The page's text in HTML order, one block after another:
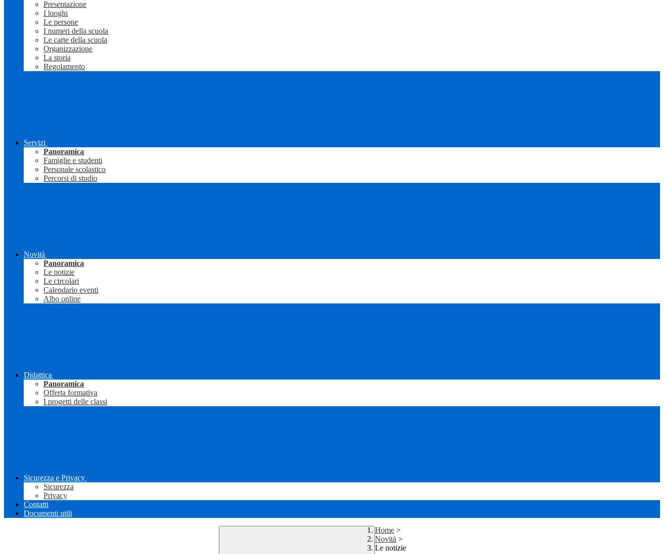
Presentazione
I luoghi
Le persone
I numeri della scuola
Le carte della scuola
Organizzazione
La storia
Regolamento
Servizi
Panoramica
Famiglie e studenti
Personale scolastico
Percorsi di studio
Novità
Panoramica
Le notizie
Le circolari
Calendario eventi
Albo online
Didattica
Panoramica
Offerta formativa
I progetti delle classi
Sicurezza e Privacy
Sicurezza
Privacy
Contatti
Documenti utili
Home >
Novità >
Le notizie